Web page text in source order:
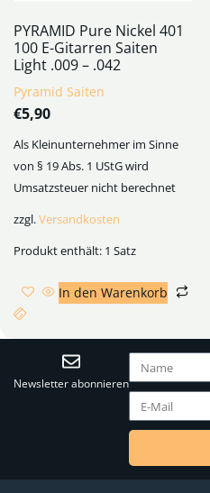
PYRAMID Pure Nickel 401
100 E-Gitarren Saiten
Light .009 – .042
Pyramid Saiten
€5,90
Als Kleinunternehmer im Sinne
von § 19 Abs. 1 UStG wird
Umsatzsteuer nicht berechnet
zzgl.Versandkosten
Produkt enthält: 1 Satz
In den Warenkorb
Newsletter abonnieren